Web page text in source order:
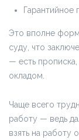
Гарантийное
Это вполне
суду, что
— есть
окладом.
Чаще всего
работу — ведь
взять на работу